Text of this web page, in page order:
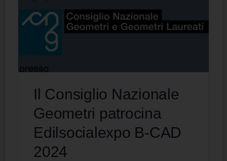
Il Consiglio Nazionale
Geometri patrocina
Edilsocialexpo B-CAD
2024